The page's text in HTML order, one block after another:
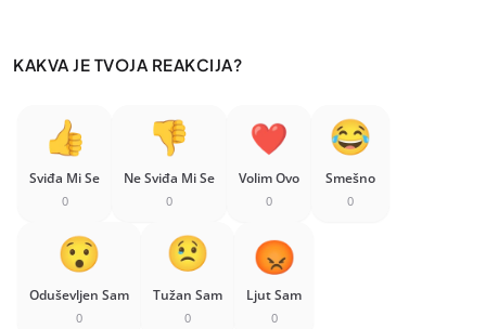
KAKVA JE TVOJA REAKCIJA?
Sviđa Mi Se
0
Ne Sviđa Mi Se
0
Volim Ovo
0
Smešno
0
Oduševljen Sam
0
Tužan Sam
0
Ljut Sam
0